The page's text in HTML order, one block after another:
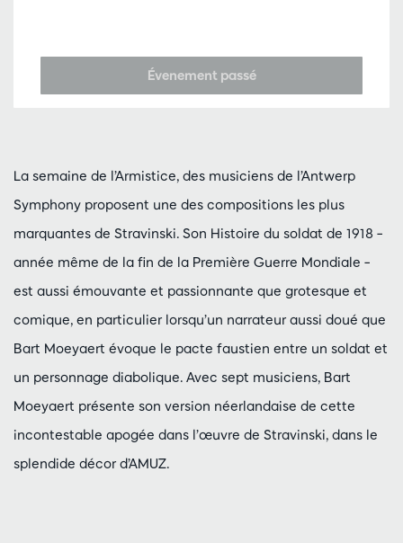
Évenement passé
La semaine de l’Armistice, des musiciens de l’Antwerp
Symphony proposent une des compositions les plus
marquantes de Stravinski. Son Histoire du soldat de 1918 –
année même de la fin de la Première Guerre Mondiale –
est aussi émouvante et passionnante que grotesque et
comique, en particulier lorsqu’un narrateur aussi doué que
Bart Moeyaert évoque le pacte faustien entre un soldat et
un personnage diabolique. Avec sept musiciens, Bart
Moeyaert présente son version néerlandaise de cette
incontestable apogée dans l’œuvre de Stravinski, dans le
splendide décor d’AMUZ.